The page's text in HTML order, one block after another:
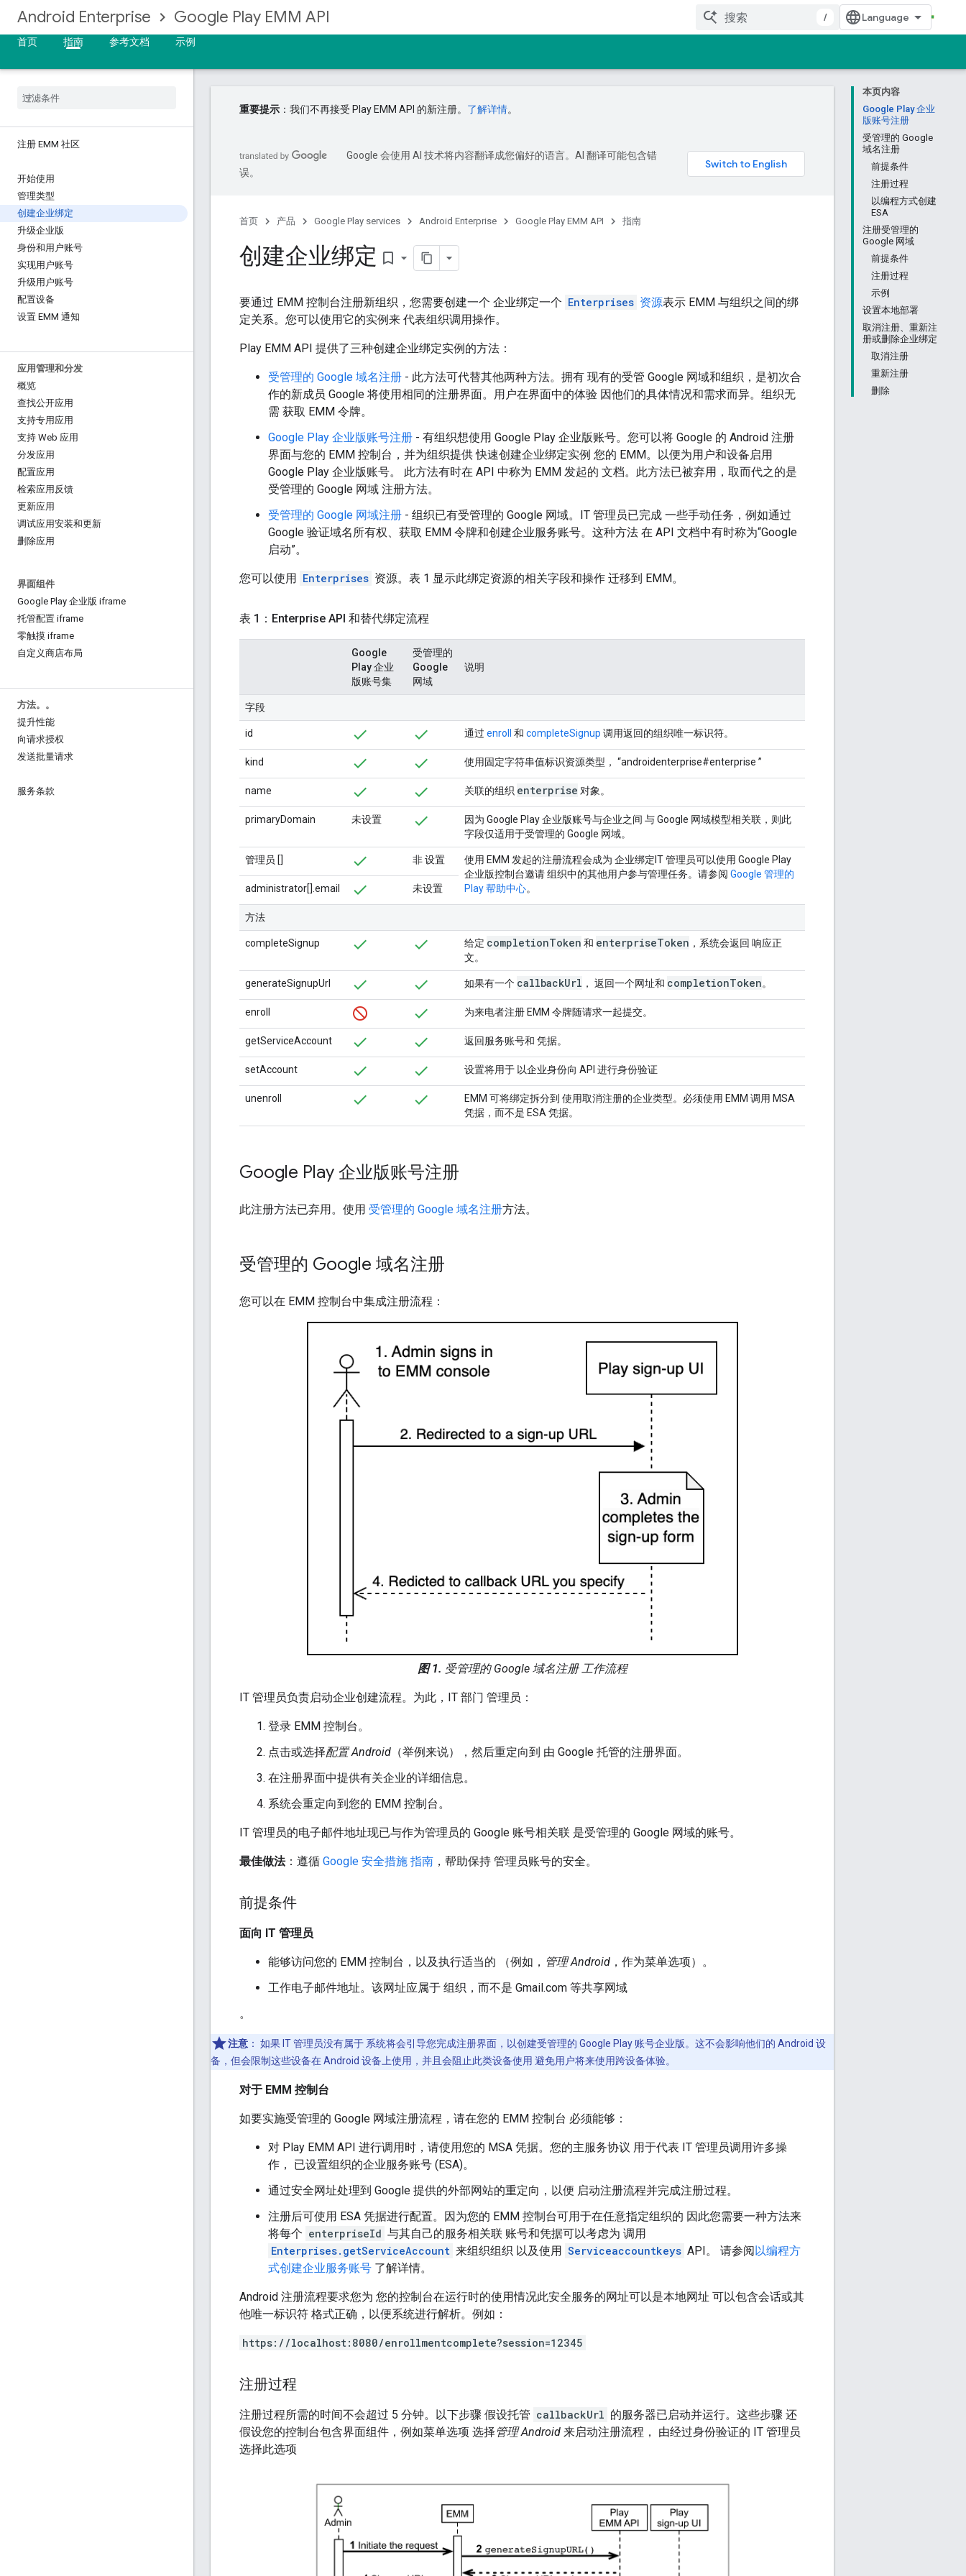
Android Enterprise Google Play EMM API
/
首页
指南 参考文档 示例
注册 EMM 社区
开始使用
管理类型
创建企业绑定
升级企业版
身份和用户账号
实现用户账号
升级用户账号
配置设备
设置 EMM 通知
应用管理和分发
概览
查找公开应用
支持专用应用
支持 Web 应用
分发应用
配置应用
检索应用反馈
更新应用
调试应用安装和更新
删除应用
界面组件
Google Play 企业版 iframe
托管配置 iframe
零触摸 iframe
自定义商店布局
方法。。
提升性能
向请求授权
发送批量请求
服务条款
本页内容
Google Play 企业
版账号注册
受管理的 Google
域名注册
前提条件
注册过程
以编程方式创建
ESA
注册受管理的
Google 网域
前提条件
注册过程
示例
设置本地部署
取消注册、重新注
册或删除企业绑定
取消注册
重新注册
删除
重要提示 ：我们不再接受 Play EMM API 的新注册。 了解详情。
Google 会使用 AI 技术将内容翻译成您偏好的语言。AI 翻译可能包含错
误。
首页 产品 Google Play services Android Enterprise Google Play EMM API 指南
创建企业绑定 bookmark_border
要通过 EMM 控制台注册新组织，您需要创建一个 企业绑定一个 Enterprises 资源表示 EMM 与组织之间的绑
定关系。您可以使用它的实例来 代表组织调用操作。
Play EMM API 提供了三种创建企业绑定实例的方法：
受管理的 Google 域名注册 - 此方法可代替其他两种方法。拥有 现有的受管 Google 网域和组织，是初次合
作的新成员 Google 将使用相同的注册界面。用户在界面中的体验 因他们的具体情况和需求而异。组织无
需 获取 EMM 令牌。
Google Play 企业版账号注册 - 有组织想使用 Google Play 企业版账号。您可以将 Google 的 Android 注册
界面与您的 EMM 控制台，并为组织提供 快速创建企业绑定实例 您的 EMM。以便为用户和设备启用
Google Play 企业版账号。 此方法有时在 API 中称为 EMM 发起的 文档。此方法已被弃用，取而代之的是
受管理的 Google 网域 注册方法。
受管理的 Google 网域注册 - 组织已有受管理的 Google 网域。IT 管理员已完成 一些手动任务，例如通过
Google 验证域名所有权、获取 EMM 令牌和创建企业服务账号。这种方法 在 API 文档中有时称为“Google
启动”。
您可以使用 Enterprises 资源。表 1 显示此绑定资源的相关字段和操作 迁移到 EMM。
表 1：Enterprise API 和替代绑定流程
Google
Play 企业
版账号集
受管理的
Google
网域
说明
字段
id 通过 enroll 和 completeSignup 调用返回的组织唯一标识符。
kind 使用固定字符串值标识资源类型， “androidenterprise#enterprise ”
name 关联的组织 enterprise 对象。
primaryDomain 未设置
因为 Google Play 企业版账号与企业之间 与 Google 网域模型相关联，则此
字段仅适用于受管理的 Google 网域。
管理员 [] 非 设置
使用 EMM 发起的注册流程会成为 企业绑定IT 管理员可以使用 Google Play
企业版控制台邀请 组织中的其他用户参与管理任务。请参阅 Google 管理的
Play 帮助中心。
administrator[].email 未设置
方法
completeSignup 给定 completionToken 和 enterpriseToken ，系统会返回 响应正
文。
generateSignupUrl 如果有一个 callbackUrl ， 返回一个网址和 completionToken。
enroll 为来电者注册 EMM 令牌随请求一起提交。
getServiceAccount 返回服务账号和 凭据。
setAccount 设置将用于 以企业身份向 API 进行身份验证
unenroll
EMM 可将绑定拆分到 使用取消注册的企业类型。必须使用 EMM 调用 MSA
凭据，而不是 ESA 凭据。
Google Play 企业版账号注册
此注册方法已弃用。使用 受管理的 Google 域名注册方法。
受管理的 Google 域名注册
您可以在 EMM 控制台中集成注册流程：
图 1. 受管理的 Google 域名注册 工作流程
IT 管理员负责启动企业创建流程。为此，IT 部门 管理员：
登录 EMM 控制台。
点击或选择配置 Android （举例来说），然后重定向到 由 Google 托管的注册界面。
在注册界面中提供有关企业的详细信息。
系统会重定向到您的 EMM 控制台。
IT 管理员的电子邮件地址现已与作为管理员的 Google 账号相关联 是受管理的 Google 网域的账号。
最佳做法：遵循 Google 安全措施 指南 ，帮助保持 管理员账号的安全。
前提条件
面向 IT 管理员
能够访问您的 EMM 控制台，以及执行适当的 （例如， 管理 Android ，作为菜单选项）。
工作电子邮件地址。该网址应属于 组织，而不是 Gmail.com 等共享网域
。
注意 ： 如果 IT 管理员没有属于 系统将会引导您完成注册界面，以创建受管理的 Google Play 账号企业版。这不会影响他们的 Android 设
备，但会限制这些设备在 Android 设备上使用，并且会阻止此类设备使用 避免用户将来使用跨设备体验。
对于 EMM 控制台
如要实施受管理的 Google 网域注册流程，请在您的 EMM 控制台 必须能够：
对 Play EMM API 进行调用时，请使用您的 MSA 凭据。您的主服务协议 用于代表 IT 管理员调用许多操
作， 已设置组织的企业服务账号 (ESA)。
通过安全网址处理到 Google 提供的外部网站的重定向，以便 启动注册流程并完成注册过程。
注册后可使用 ESA 凭据进行配置。因为您的 EMM 控制台可用于在任意指定组织的 因此您需要一种方法来
将每个 enterpriseId 与其自己的服务相关联 账号和凭据可以考虑为 调用
Enterprises.getServiceAccount 来组织组织 以及使用 Serviceaccountkeys API。 请参阅以编程方
式创建企业服务账号 了解详情。
Android 注册流程要求您为 您的控制台在运行时的使用情况此安全服务的网址可以是本地网址 可以包含会话或其
他唯一标识符 格式正确，以便系统进行解析。例如：
https://localhost:8080/enrollmentcomplete?session=12345
注册过程
注册过程所需的时间不会超过 5 分钟。以下步骤 假设托管 callbackUrl 的服务器已启动并运行。这些步骤 还
假设您的控制台包含界面组件，例如菜单选项 选择管理 Android 来启动注册流程， 由经过身份验证的 IT 管理员
选择此选项